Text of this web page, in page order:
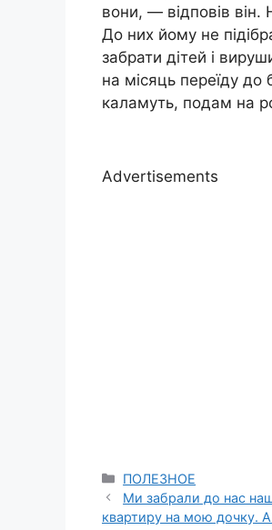
вони, — відповів він.
До них йому не
забрати дітей і
на місяць переїду
каламуть, подам на
Advertisements
Categories
ПОЛЕЗНОЕ
Ми забрали до нас
квартиру на мою дочку. А